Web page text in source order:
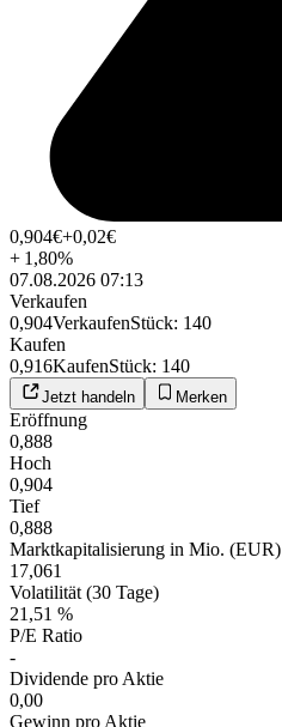
0,904€+0,02€
+ 1,80%
07.08.2026 07:13
Verkaufen
0,904VerkaufenStück: 140
Kaufen
0,916KaufenStück: 140
Jetzt handeln Merken
Eröffnung
0,888
Hoch
0,904
Tief
0,888
Marktkapitalisierung in Mio. (EUR)
17,061
Volatilität (30 Tage)
21,51 %
P/E Ratio
-
Dividende pro Aktie
0,00
Gewinn pro Aktie